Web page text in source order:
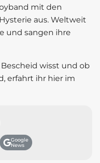
mit den
aus. Weltweit
und sangen ihre
wisst und ob
erfahrt ihr hier im
Google
News